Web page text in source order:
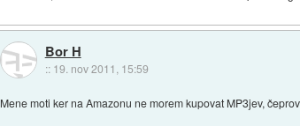
Bor H
:: 19. nov 2011, 15:59
Mene moti ker na Amazonu ne morem kupovat MP3jev,